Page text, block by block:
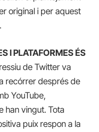
original i per aquest
I PLATAFORMES ÉS
de Twitter va
recórrer després de
YouTube,
han vingut. Tota
puix respon a la